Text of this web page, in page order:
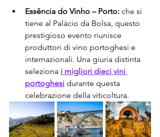
Essência do Vinho – Porto: che si
tiene al Palácio da Bolsa, questo
prestigioso evento riunisce
produttori di vino portoghesi e
internazionali. Una giuria distinta
seleziona i migliori dieci vini
portoghesi durante questa
celebrazione della viticoltura.